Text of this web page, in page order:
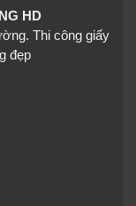
HD
Thi công giấy
đẹp